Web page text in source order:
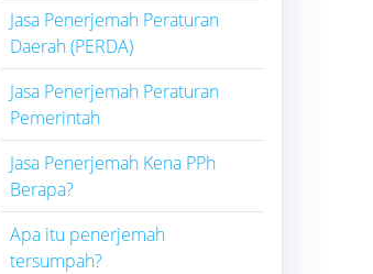
Jasa Penerjemah Peraturan
Daerah (PERDA)
Jasa Penerjemah Peraturan
Pemerintah
Jasa Penerjemah Kena PPh
Berapa?
Apa itu penerjemah
tersumpah?